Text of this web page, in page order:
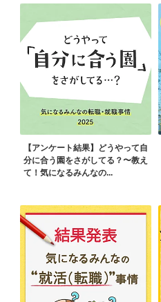
【アンケート結果】どうやって自
分に合う園をさがしてる？〜教え
て！気になるみんなの...